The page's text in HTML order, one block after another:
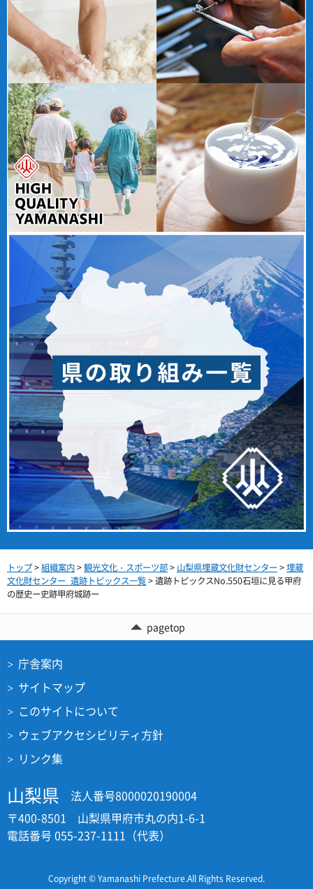
トップ>組織案内>観光文化・スポーツ部> 山梨県埋蔵文化財センター>埋蔵
文化財センター_遺跡トピックス一覧> 遺跡トピックスNo.550石垣に見る甲府
の歴史ー史跡甲府城跡ー
pagetop
庁舎案内
サイトマップ
このサイトについて
ウェブアクセシビリティ方針
リンク集
山梨県
法人番号8000020190004
〒400-8501 山梨県甲府市丸の内1-6-1
電話番号 055-237-1111（代表）
Copyright © Yamanashi Prefecture.All Rights Reserved.